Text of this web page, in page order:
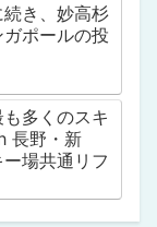
き、妙高杉
ポールの投
も多くのスキ
長野・新
場共通リフ